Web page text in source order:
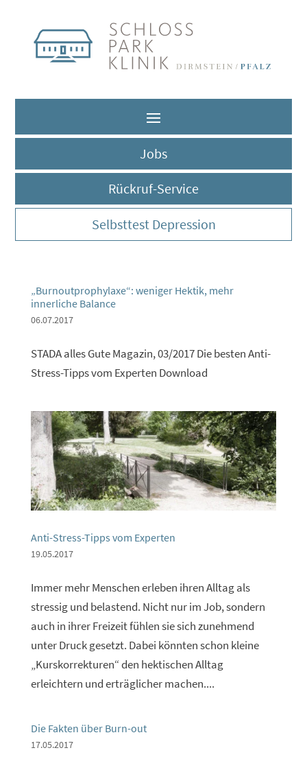
Jobs
Rückruf-Service
Selbsttest Depression
„Burnoutprophylaxe“: weniger Hektik, mehr
innerliche Balance
06.07.2017
STADA alles Gute Magazin, 03/2017 Die besten Anti-
Stress-Tipps vom Experten Download
Anti-Stress-Tipps vom Experten
19.05.2017
Immer mehr Menschen erleben ihren Alltag als
stressig und belastend. Nicht nur im Job, sondern
auch in ihrer Freizeit fühlen sie sich zunehmend
unter Druck gesetzt. Dabei könnten schon kleine
„Kurskorrekturen“ den hektischen Alltag
erleichtern und erträglicher machen....
Die Fakten über Burn-out
17.05.2017